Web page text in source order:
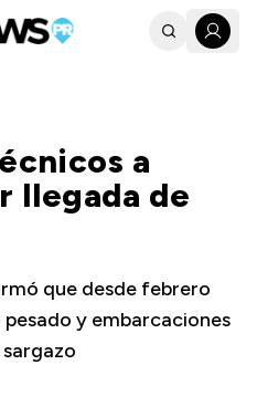
a
llegada de
que desde febrero
y embarcaciones